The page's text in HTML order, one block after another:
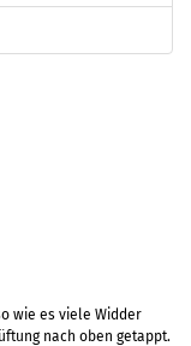
wie es viele Widder
nach oben getappt.